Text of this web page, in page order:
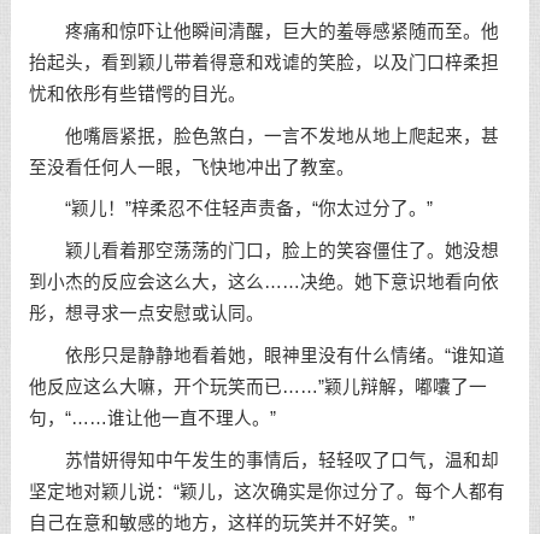
疼痛和惊吓让他瞬间清醒，巨大的羞辱感紧随而至。他
抬起头，看到颖儿带着得意和戏谑的笑脸，以及门口梓柔担
忧和依彤有些错愕的目光。
他嘴唇紧抿，脸色煞白，一言不发地从地上爬起来，甚
至没看任何人一眼，飞快地冲出了教室。
“颖儿！”梓柔忍不住轻声责备，“你太过分了。”
颖儿看着那空荡荡的门口，脸上的笑容僵住了。她没想
到小杰的反应会这么大，这么……决绝。她下意识地看向依
彤，想寻求一点安慰或认同。
依彤只是静静地看着她，眼神里没有什么情绪。“谁知道
他反应这么大嘛，开个玩笑而已……”颖儿辩解，嘟囔了一
句，“……谁让他一直不理人。”
苏惜妍得知中午发生的事情后，轻轻叹了口气，温和却
坚定地对颖儿说：“颖儿，这次确实是你过分了。每个人都有
自己在意和敏感的地方，这样的玩笑并不好笑。”